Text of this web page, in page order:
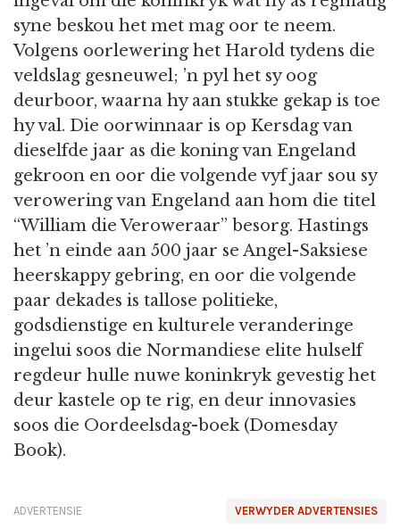
syne beskou het met mag oor te neem.
Volgens oorlewering het Harold tydens die
veldslag gesneuwel; ’n pyl het sy oog
deurboor, waarna hy aan stukke gekap is toe
hy val. Die oorwinnaar is op Kersdag van
dieselfde jaar as die koning van Engeland
gekroon en oor die volgende vyf jaar sou sy
verowering van Engeland aan hom die titel
“William die Veroweraar” besorg. Hastings
het ’n einde aan 500 jaar se Angel-Saksiese
heerskappy gebring, en oor die volgende
paar dekades is tallose politieke,
godsdienstige en kulturele veranderinge
ingelui soos die Normandiese elite hulself
regdeur hulle nuwe koninkryk gevestig het
deur kastele op te rig, en deur innovasies
soos die Oordeelsdag-boek (Domesday
Book).
VERWYDER ADVERTENSIES
ADVERTENSIE